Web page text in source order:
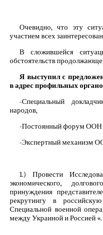
Очевидно, что эту
участием всех
В сложившейся
обстоятельств
Я выступил с
в адрес профильных
-Специальный
народов,
-Постоянный форум ООН
-Экспертный механизм
1.) Провести
экономического,
принуждения
рекрутингу в
Специальной военной
между Украиной и Россией «.